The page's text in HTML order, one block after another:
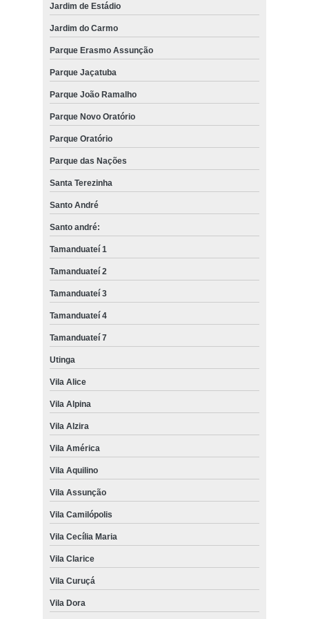
Jardim de Estádio
Jardim do Carmo
Parque Erasmo Assunção
Parque Jaçatuba
Parque João Ramalho
Parque Novo Oratório
Parque Oratório
Parque das Nações
Santa Terezinha
Santo André
Santo andré:
Tamanduateí 1
Tamanduateí 2
Tamanduateí 3
Tamanduateí 4
Tamanduateí 7
Utinga
Vila Alice
Vila Alpina
Vila Alzira
Vila América
Vila Aquilino
Vila Assunção
Vila Camilópolis
Vila Cecília Maria
Vila Clarice
Vila Curuçá
Vila Dora